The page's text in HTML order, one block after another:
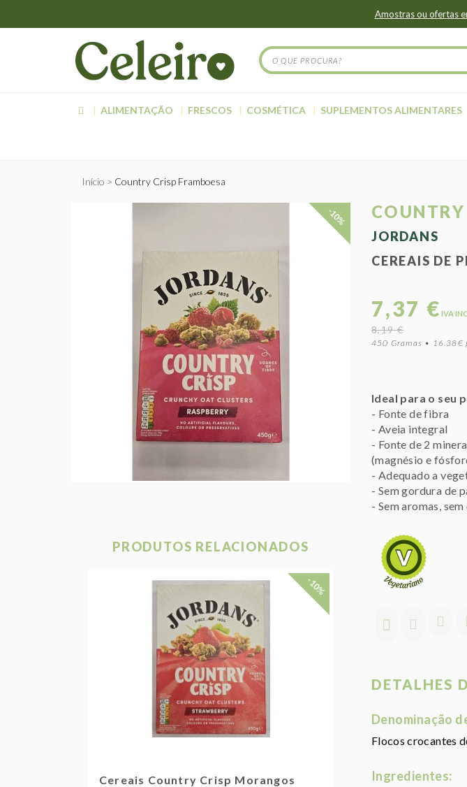
Amostras ou ofertas
ALIMENTAÇÃO FRESCOS COSMÉTICA SUPLEMENTOS ALIMENTARES
Início Country Crisp Framboesa
JORDANS
CEREAIS DE
7,37 € IVA
8,19 €
450 Gramas • 16.38€
Ideal para o seu
- Fonte de fibra
- Aveia integral
- Fonte de 2
(magnésio e
- Adequado a
- Sem gordura de
- Sem aromas,
DETALHES
Denominação
Flocos crocantes
Ingredientes:
-10%
PRODUTOS RELACIONADOS
-10%
Cereais Country Crisp Morangos